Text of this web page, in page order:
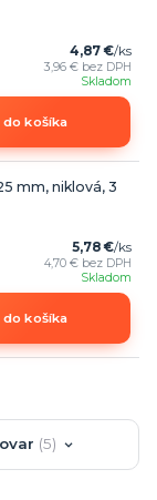
4,87 €/ks
3,96 € bez DPH
Skladom
košíka
mm, niklová, 3
5,78 €/ks
4,70 € bez DPH
Skladom
košíka
5